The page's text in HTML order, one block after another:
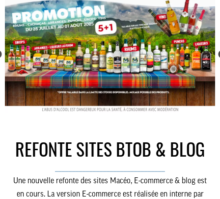
REFONTE SITES BTOB & BLOG
Une nouvelle refonte des sites Macéo, E-commerce & blog est
en cours. La version E-commerce est réalisée en interne par